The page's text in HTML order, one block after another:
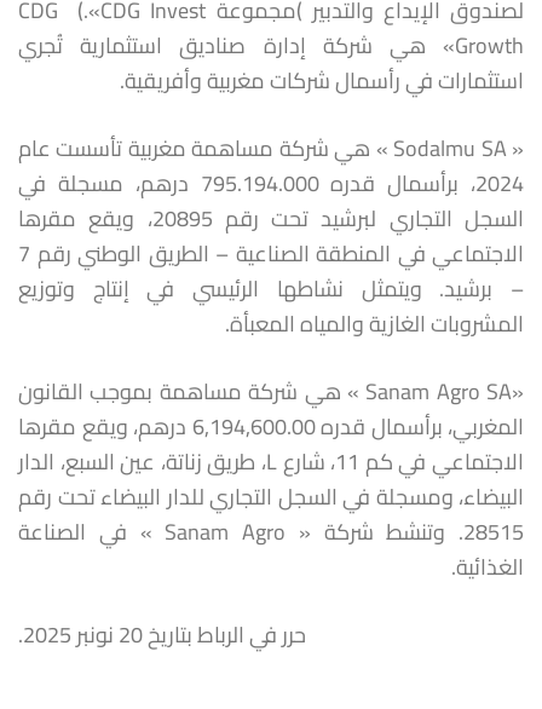
لصندوق الإيداع والتدبير )مجموعة CDG (.«CDG Invest
Growth» هي شركة إدارة صناديق استثمارية تُجري
استثمارات في رأسمال شركات مغربية وأفريقية.
« Sodalmu SA » هي شركة مساهمة مغربية تأسست عام
2024، برأسمال قدره 795.194.000 درهم، مسجلة في
السجل التجاري لبرشيد تحت رقم 20895، ويقع مقرها
الاجتماعي في المنطقة الصناعية – الطريق الوطني رقم 7
– برشيد. ويتمثل نشاطها الرئيسي في إنتاج وتوزيع
المشروبات الغازية والمياه المعبأة.
«Sanam Agro SA » هي شركة مساهمة بموجب القانون
المغربي، برأسمال قدره 6,194,600.00 درهم، ويقع مقرها
الاجتماعي في كم 11، شارع L، طريق زناتة، عين السبع، الدار
البيضاء، ومسجلة في السجل التجاري للدار البيضاء تحت رقم
28515. وتنشط شركة « Sanam Agro » في الصناعة
الغذائية.
حرر في الرباط بتاريخ 20 نونبر 2025.